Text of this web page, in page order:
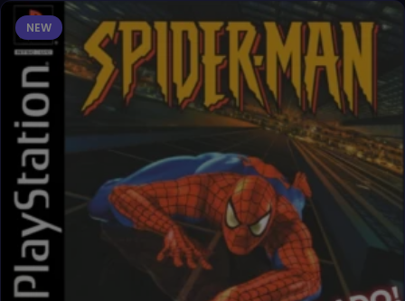
NEW